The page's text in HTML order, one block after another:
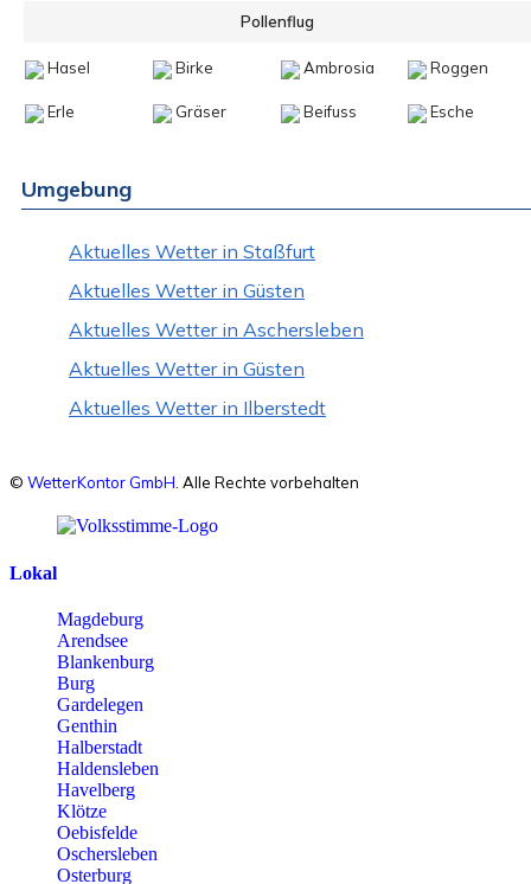
Pollenflug
Hasel Birke Ambrosia Roggen
Erle Gräser Beifuss Esche
Umgebung
Aktuelles Wetter in Staßfurt
Aktuelles Wetter in Güsten
Aktuelles Wetter in Aschersleben
Aktuelles Wetter in Güsten
Aktuelles Wetter in Ilberstedt
© WetterKontor GmbH. Alle Rechte vorbehalten
Lokal
Magdeburg
Arendsee
Blankenburg
Burg
Gardelegen
Genthin
Halberstadt
Haldensleben
Havelberg
Klötze
Oebisfelde
Oschersleben
Osterburg